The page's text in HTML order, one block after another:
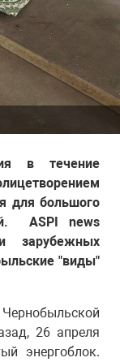
в течение
для большого
ASPI news
зарубежных
"виды"
26 апреля
энергоблок.